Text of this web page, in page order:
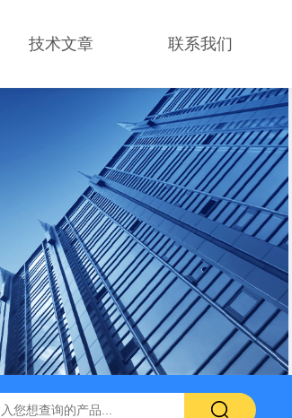
技术文章 联系我们
安捷伦Agilent色谱柱清单1 产品价格